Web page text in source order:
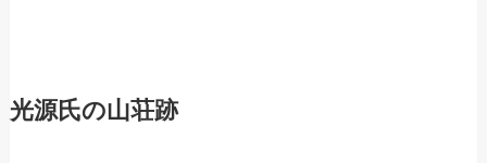
光源氏の山荘跡